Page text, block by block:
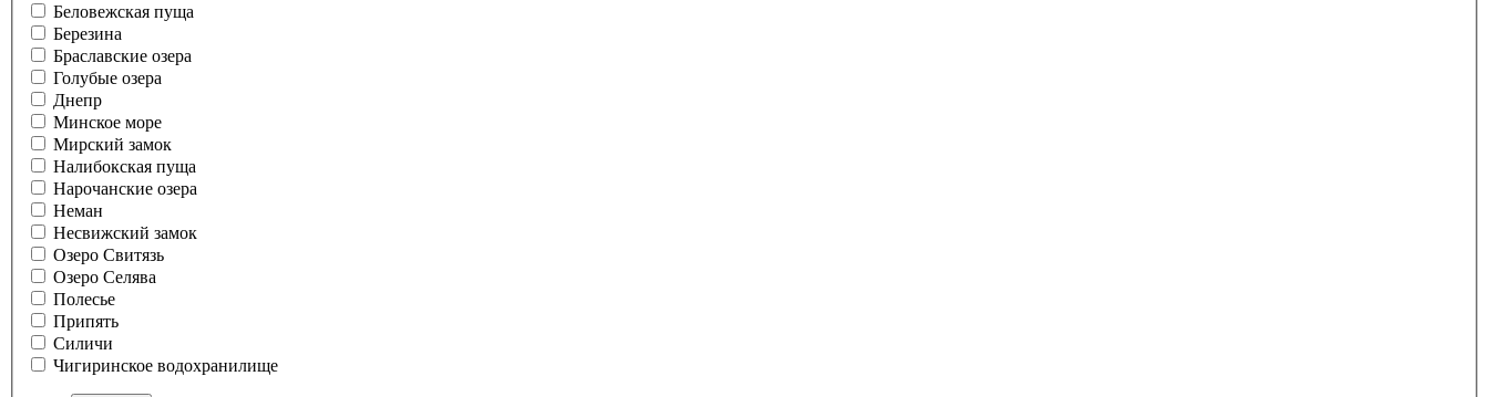
Беловежская пуща
Березина
Браславские озера
Голубые озера
Днепр
Минское море
Мирский замок
Налибокская пуща
Нарочанские озера
Неман
Несвижский замок
Озеро Свитязь
Озеро Селява
Полесье
Припять
Силичи
Чигиринское водохранилище